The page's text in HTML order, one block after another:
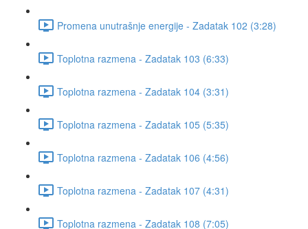
Promena unutrašnje energije - Zadatak 102 (3:28)
Toplotna razmena - Zadatak 103 (6:33)
Toplotna razmena - Zadatak 104 (3:31)
Toplotna razmena - Zadatak 105 (5:35)
Toplotna razmena - Zadatak 106 (4:56)
Toplotna razmena - Zadatak 107 (4:31)
Toplotna razmena - Zadatak 108 (7:05)